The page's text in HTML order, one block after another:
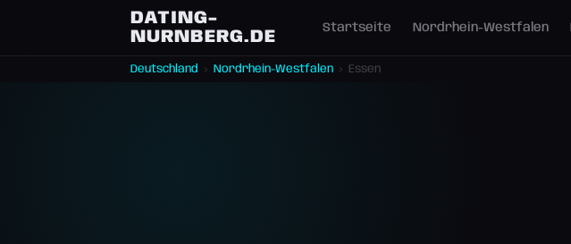
DATING-
NURNBERG.DE
Startseite Nordrhein-Westfalen
Deutschland › Nordrhein-Westfalen › Essen